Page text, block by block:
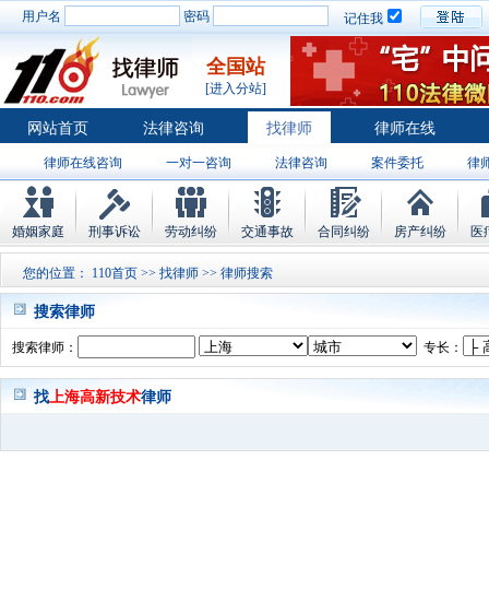
用户名 密码 记住我
全国站
[进入分站]
网站首页 法律咨询 找律师 律师在线
律师在线咨询 一对一咨询 法律咨询 案件委托 律
婚姻家庭 刑事诉讼 劳动纠纷 交通事故 合同纠纷 房产纠纷 医
您的位置： 110首页 >> 找律师 >> 律师搜索
搜索律师
搜索律师： 专长：
找上海高新技术律师